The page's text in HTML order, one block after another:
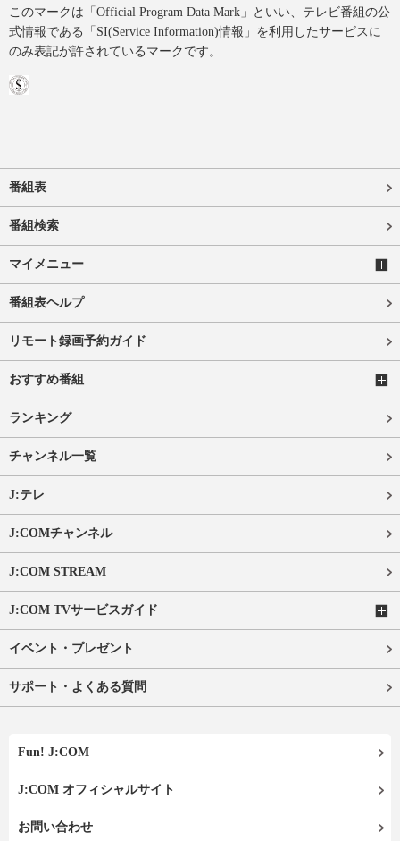
このマークは「Official Program Data Mark」といい、テレビ番組の公
式情報である「SI(Service Information)情報」を利用したサービスに
のみ表記が許されているマークです。
番組表
番組検索
マイメニュー
番組表ヘルプ
リモート録画予約ガイド
おすすめ番組
ランキング
チャンネル一覧
J:テレ
J:COMチャンネル
J:COM STREAM
J:COM TVサービスガイド
イベント・プレゼント
サポート・よくある質問
Fun! J:COM
J:COM オフィシャルサイト
お問い合わせ